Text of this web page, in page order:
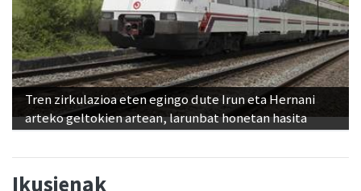
Tren zirkulazioa eten egingo dute Irun eta Hernani
arteko geltokien artean, larunbat honetan hasita
Ikusienak